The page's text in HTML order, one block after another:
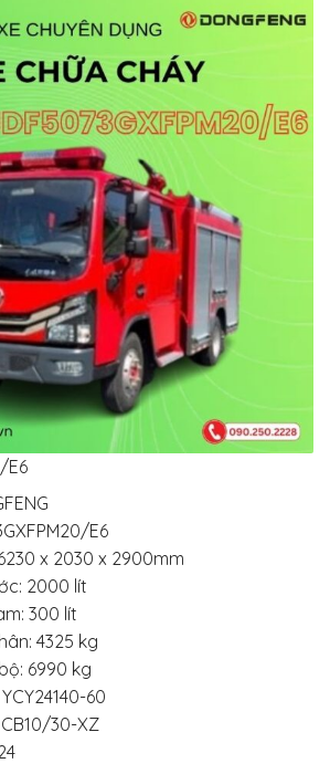
E6
E6
x 2030 x 2900mm
2000 lít
300 lít
4325 kg
6990 kg
60
30-XZ